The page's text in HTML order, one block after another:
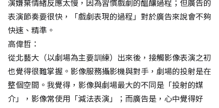
演嫌棄情緒反應太慢，因為習慣戲劇的醞釀過程；但廣告的
表演節奏要很快，「戲劇表現的過程」對於廣告來說會不夠
快速、精準。
高偉哲：
從北藝大（以劇場為主要訓練）出來後，接觸影像表演之初
也覺得很難掌握。影像服務攝影機與對手，劇場的投射是在
整個空間。我覺得，影像與劇場最大的不同是「投射的媒
介」，影像常使用「減法表演」；而廣告是，心中覺得好